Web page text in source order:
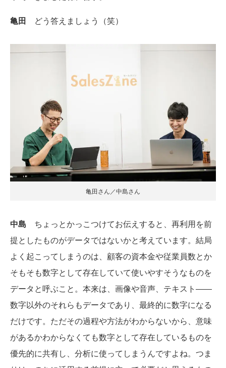
亀田 どう答えましょう（笑）
亀田さん／中島さん
中島 ちょっとかっこつけてお伝えすると、再利用を前
提としたものがデータではないかと考えています。結局
よく起こってしまうのは、顧客の資本金や従業員数とか
そもそも数字として存在していて使いやすそうなものを
データと呼ぶこと。本来は、画像や音声、テキスト――
数字以外のそれらもデータであり、最終的に数字になる
だけです。ただその過程や方法がわからないから、意味
があるかわからなくても数字として存在しているものを
優先的に共有し、分析に使ってしまうんですよね。つま